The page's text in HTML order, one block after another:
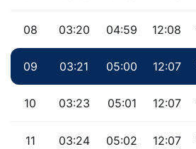
08 03:20 04:59 12:08
09 03:21 05:00 12:07
10 03:23 05:01 12:07
11 03:24 05:02 12:07